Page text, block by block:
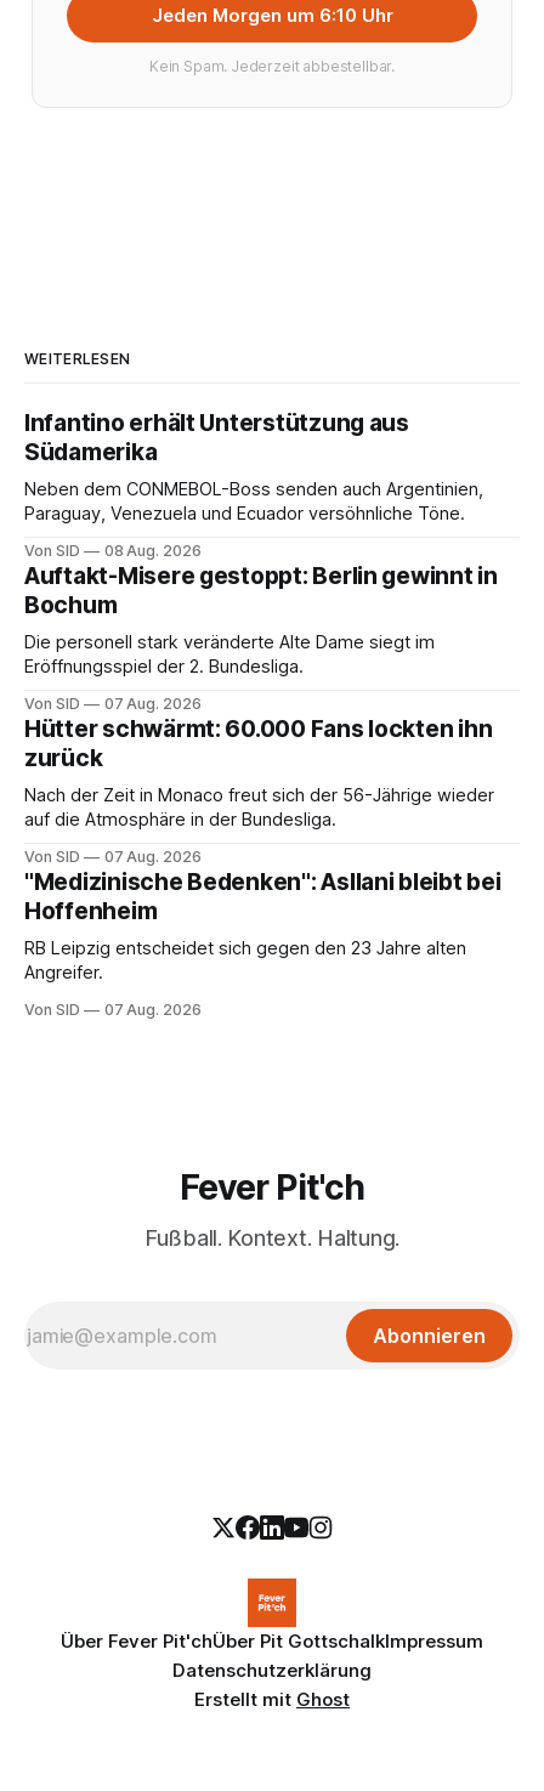
Jeden Morgen um 6:10 Uhr
Kein Spam. Jederzeit abbestellbar.
WEITERLESEN
Infantino erhält Unterstützung aus
Südamerika
Neben dem CONMEBOL-Boss senden auch Argentinien,
Paraguay, Venezuela und Ecuador versöhnliche Töne.
Von SID 08 Aug. 2026
Auftakt-Misere gestoppt: Berlin gewinnt in
Bochum
Die personell stark veränderte Alte Dame siegt im
Eröffnungsspiel der 2. Bundesliga.
Von SID 07 Aug. 2026
Hütter schwärmt: 60.000 Fans lockten ihn
zurück
Nach der Zeit in Monaco freut sich der 56-Jährige wieder
auf die Atmosphäre in der Bundesliga.
Von SID 07 Aug. 2026
"Medizinische Bedenken": Asllani bleibt bei
Hoffenheim
RB Leipzig entscheidet sich gegen den 23 Jahre alten
Angreifer.
Von SID 07 Aug. 2026
Fever Pit'ch
Fußball. Kontext. Haltung.
Abonnieren
Über Fever Pit'chÜber Pit GottschalkImpressum
Datenschutzerklärung
Erstellt mit Ghost